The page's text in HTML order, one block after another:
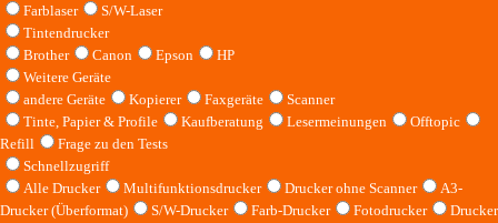
Farblaser
S/W-Laser
Tintendrucker
Brother
Canon Epson
HP
Weitere Geräte
andere Geräte
Kopierer Faxgeräte
Scanner
Tinte, Papier & Profile
Kaufberatung Lesermeinungen
Offtopic
Refill
Frage zu den Tests
Schnellzugriff
Alle Drucker
Multifunktionsdrucker Drucker ohne Scanner
A3-
Drucker (Überformat)
S/W-Drucker Farb-Drucker Fotodrucker
Drucker